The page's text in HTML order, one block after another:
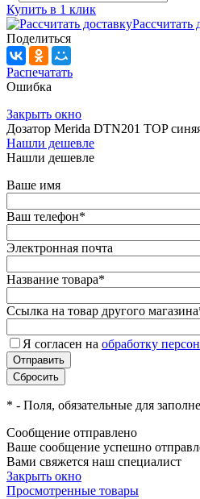
Купить в 1 клик
Рассчитать
Поделиться
Распечатать
Ошибка
Закрыть окно
Дозатор Merida DTN201 TOP
Нашли дешевле
Нашли дешевле
Ваше имя
Ваш телефон*
Электронная почта
Название товара*
Ссылка на товар другого магазина
Я согласен на обработку
* - Поля, обязательные для
Сообщение отправлено
Ваше сообщение успешно
Вами свяжется наш специалист
Закрыть окно
Просмотренные товары